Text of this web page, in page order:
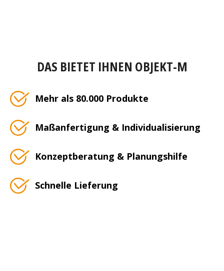
DAS BIETET IHNEN OBJEKT-M
Mehr als 80.000 Produkte
Maßanfertigung & Individualisierung
Konzeptberatung & Planungshilfe
Schnelle Lieferung